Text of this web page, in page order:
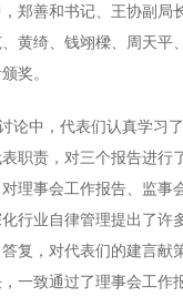
郑善和书记、王协副局
黄绮、钱翊樑、周天平
奖。
论中，代表们认真学习
职责，对三个报告进行
理事会工作报告、监事
行业自律管理提出了许
复，对代表们的建言献
一致通过了理事会工作